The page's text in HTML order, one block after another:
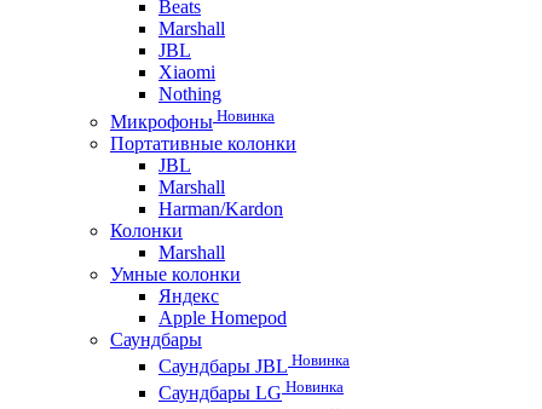
Beats
Marshall
JBL
Xiaomi
Nothing
Микрофоны Новинка
Портативные колонки
JBL
Marshall
Harman/Kardon
Колонки
Marshall
Умные колонки
Яндекс
Apple Homepod
Саундбары
Саундбары JBL Новинка
Саундбары LG Новинка